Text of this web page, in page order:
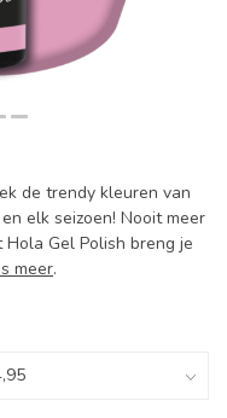
de trendy kleuren van
elk seizoen! Nooit meer
Gel Polish breng je
meer.